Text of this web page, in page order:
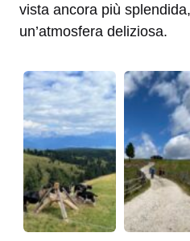
vista ancora più
un’atmosfera deliziosa.